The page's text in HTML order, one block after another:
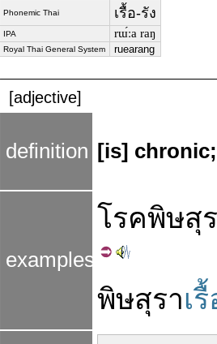
Phonemic Thai เรื้อ-รัง
IPA rɯ́ːa raŋ
Royal Thai General System ruearang
[adjective]
definition [is]
examples
โรคพิษสุ
พิษสุราเ